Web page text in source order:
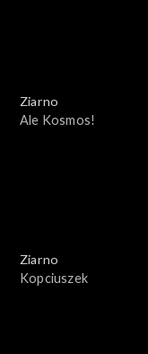
Ziarno
Ale Kosmos!
Ziarno
Kopciuszek